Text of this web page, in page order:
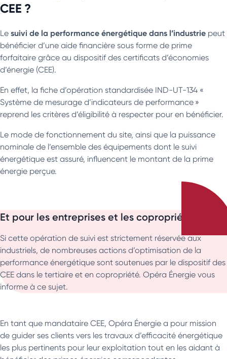
CEE ?
Le suivi de la performance énergétique dans l’industrie peut
bénéficier d’une aide financière sous forme de prime
forfaitaire grâce au dispositif des certificats d’économies
d’énergie (CEE).
En effet, la fiche d’opération standardisée IND-UT-134 «
Système de mesurage d’indicateurs de performance »
reprend les critères d’éligibilité à respecter pour en bénéficier.
Le mode de fonctionnement du site, ainsi que la puissance
nominale de l’ensemble des équipements dont le suivi
énergétique est assuré, influencent le montant de la prime
énergie perçue.
Et pour les entreprises et les copropriétés ?
Si cette opération de suivi est strictement réservée aux
industriels, de nombreuses actions d’optimisation de la
performance énergétique sont soutenues par le dispositif des
CEE dans le tertiaire et en copropriété. Opéra Énergie vous
informe à ce sujet.
En tant que mandataire CEE, Opéra Énergie a pour mission
de guider ses clients vers les travaux d’efficacité énergétique
les plus pertinents pour leur exploitation tout en les aidant à